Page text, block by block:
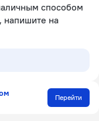
способом
напишите на
Перейти